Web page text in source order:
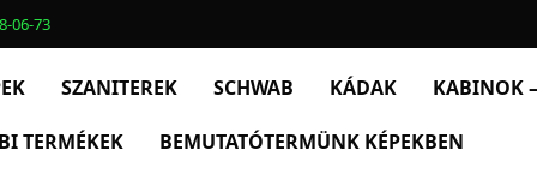
06-73
SZANITEREK SCHWAB KÁDAK KABINOK
TERMÉKEK BEMUTATÓTERMÜNK KÉPEKBEN